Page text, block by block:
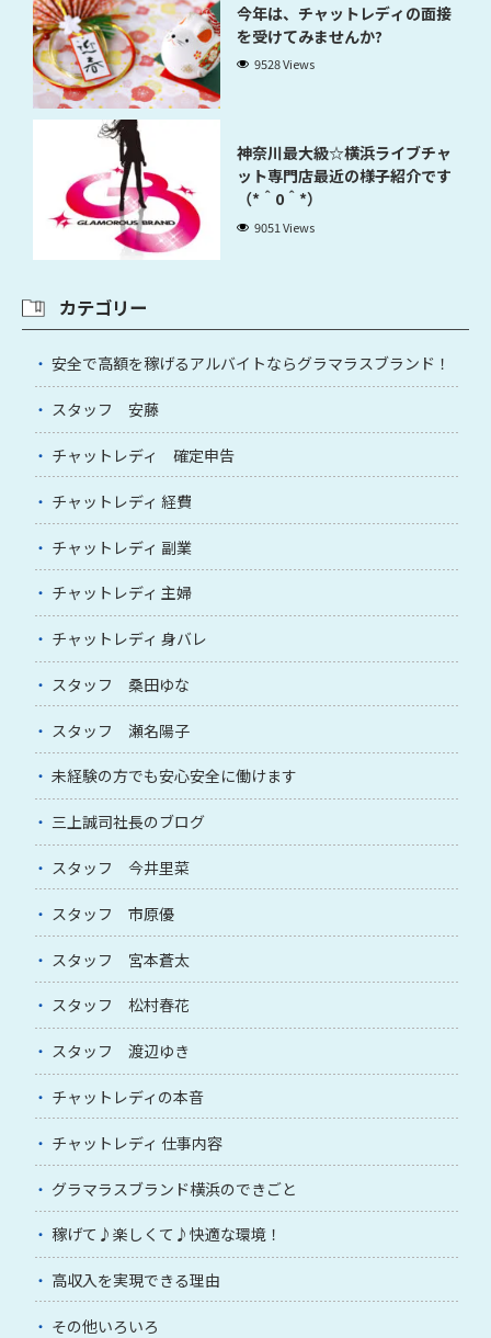
今年は、チャットレディの面接
を受けてみませんか?
9528 Views
神奈川最大級☆横浜ライブチャ
ット専門店最近の様子紹介です
（*＾0＾*）
9051 Views
カテゴリー
安全で高額を稼げるアルバイトならグラマラスブランド！
スタッフ 安藤
チャットレディ 確定申告
チャットレディ 経費
チャットレディ 副業
チャットレディ 主婦
チャットレディ 身バレ
スタッフ 桑田ゆな
スタッフ 瀬名陽子
未経験の方でも安心安全に働けます
三上誠司社長のブログ
スタッフ 今井里菜
スタッフ 市原優
スタッフ 宮本蒼太
スタッフ 松村春花
スタッフ 渡辺ゆき
チャットレディの本音
チャットレディ 仕事内容
グラマラスブランド横浜のできごと
稼げて♪楽しくて♪快適な環境！
高収入を実現できる理由
その他いろいろ